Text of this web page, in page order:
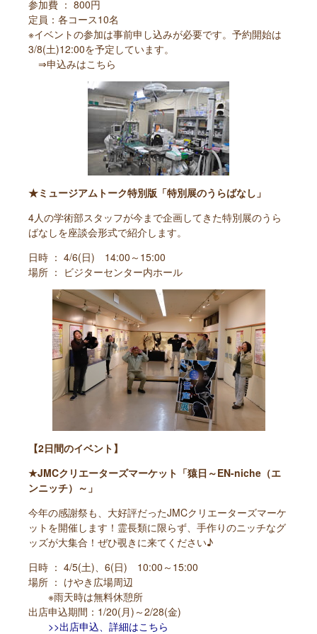
参加費 ： 800円
定員：各コース10名
※イベントの参加は事前申し込みが必要です。予約開始は
3/8(土)12:00を予定しています。
⇒申込みはこちら
★ミュージアムトーク特別版「特別展のうらばなし」
4人の学術部スタッフが今まで企画してきた特別展のうら
ばなしを座談会形式で紹介します。
日時 ： 4/6(日) 14:00～15:00
場所 ： ビジターセンター内ホール
【2日間のイベント】
★JMCクリエーターズマーケット「猿日～EN-niche（エ
ンニッチ）～」
今年の感謝祭も、大好評だったJMCクリエーターズマーケ
ットを開催します！霊長類に限らず、手作りのニッチなグ
ッズが大集合！ぜひ覗きに来てください♪
日時 ： 4/5(土)、6(日) 10:00～15:00
場所 ： けやき広場周辺
※雨天時は無料休憩所
出店申込期間：1/20(月)～2/28(金)
>>出店申込、詳細はこちら